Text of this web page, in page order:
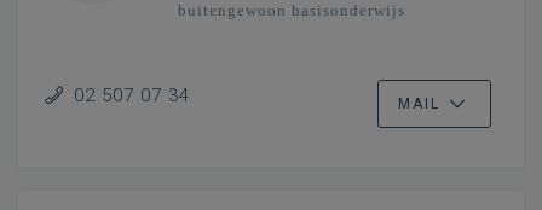
buitengewoon basisonderwijs
02 507 07 34 MAIL